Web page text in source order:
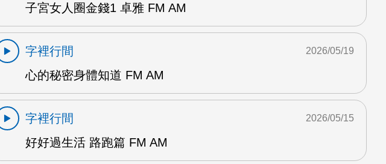
子宮女人圈金錢1 卓雅 FM AM
字裡行間
心的秘密身體知道 FM AM
2026/05/19
字裡行間
好好過生活 路跑篇 FM AM
2026/05/15